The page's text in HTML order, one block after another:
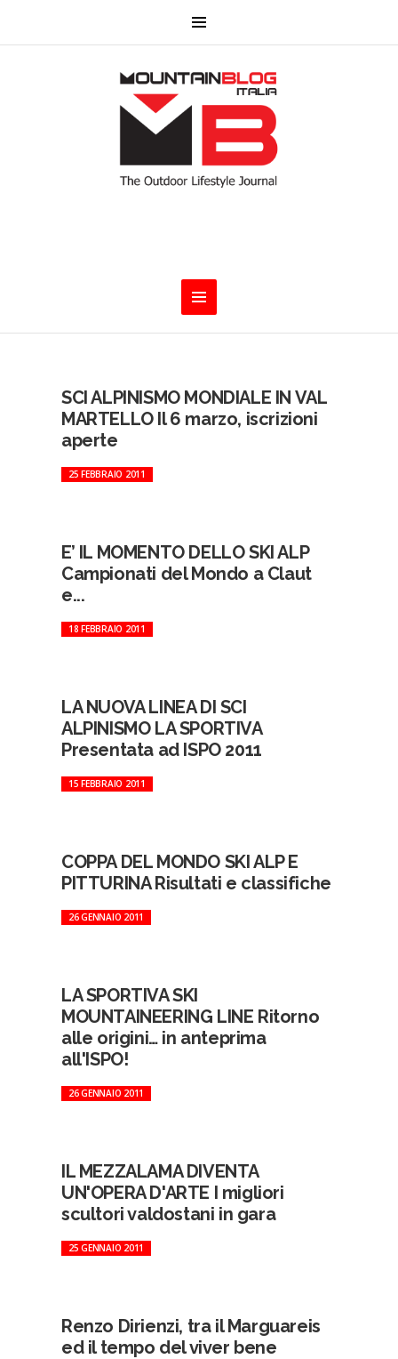
SCI ALPINISMO MONDIALE IN VAL
MARTELLO Il 6 marzo, iscrizioni
aperte
25 FEBBRAIO 2011
E’ IL MOMENTO DELLO SKI ALP
Campionati del Mondo a Claut
e...
18 FEBBRAIO 2011
LA NUOVA LINEA DI SCI
ALPINISMO LA SPORTIVA
Presentata ad ISPO 2011
15 FEBBRAIO 2011
COPPA DEL MONDO SKI ALP E
PITTURINA Risultati e classifiche
26 GENNAIO 2011
LA SPORTIVA SKI
MOUNTAINEERING LINE Ritorno
alle origini… in anteprima
all'ISPO!
26 GENNAIO 2011
IL MEZZALAMA DIVENTA
UN'OPERA D'ARTE I migliori
scultori valdostani in gara
25 GENNAIO 2011
Renzo Dirienzi, tra il Marguareis
ed il tempo del viver bene